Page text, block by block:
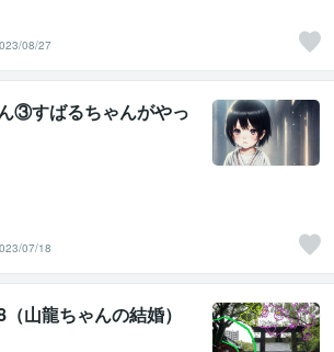
08/27
③すばるちゃんがやっ
07/18
山龍ちゃんの結婚）